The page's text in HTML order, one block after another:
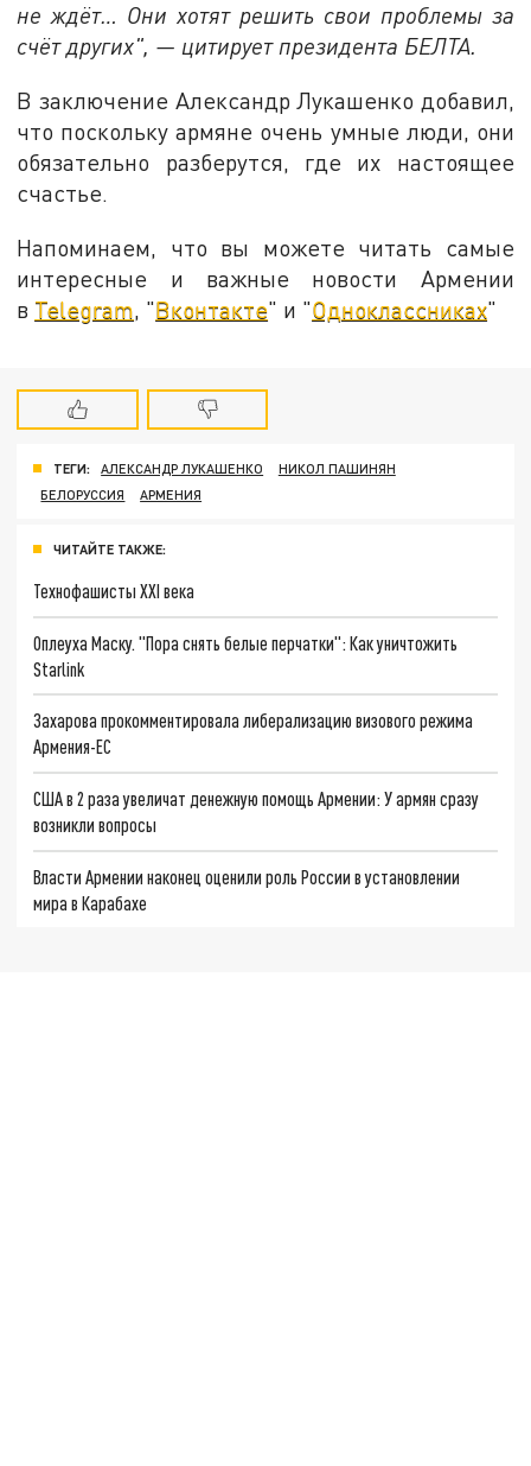
не ждёт… Они хотят решить свои проблемы за
счёт других", — цитирует президента БЕЛТА.
В заключение Александр Лукашенко добавил,
что поскольку армяне очень умные люди, они
обязательно разберутся, где их настоящее
счастье.
Напоминаем, что вы можете читать самые
интересные и важные новости Армении
в Telegram , "Вконтакте" и "Одноклассниках"
ТЕГИ: АЛЕКСАНДР ЛУКАШЕНКО
НИКОЛ ПАШИНЯН
БЕЛОРУССИЯ
АРМЕНИЯ
ЧИТАЙТЕ ТАКЖЕ:
Технофашисты XXI века
Оплеуха Маску. "Пора снять белые перчатки": Как уничтожить
Starlink
Захарова прокомментировала либерализацию визового режима
Армения-ЕС
США в 2 раза увеличат денежную помощь Армении: У армян сразу
возникли вопросы
Власти Армении наконец оценили роль России в установлении
мира в Карабахе